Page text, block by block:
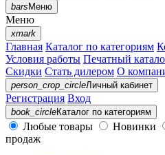
barsМеню
Меню
xmark
Главная Каталог по категориям
Условия работы Печатный
Скидки Стать дилером О
person_crop_circleЛичный кабинет
Регистрация Вход
book_circleКаталог по категориям
Любые товары Новинки
продаж